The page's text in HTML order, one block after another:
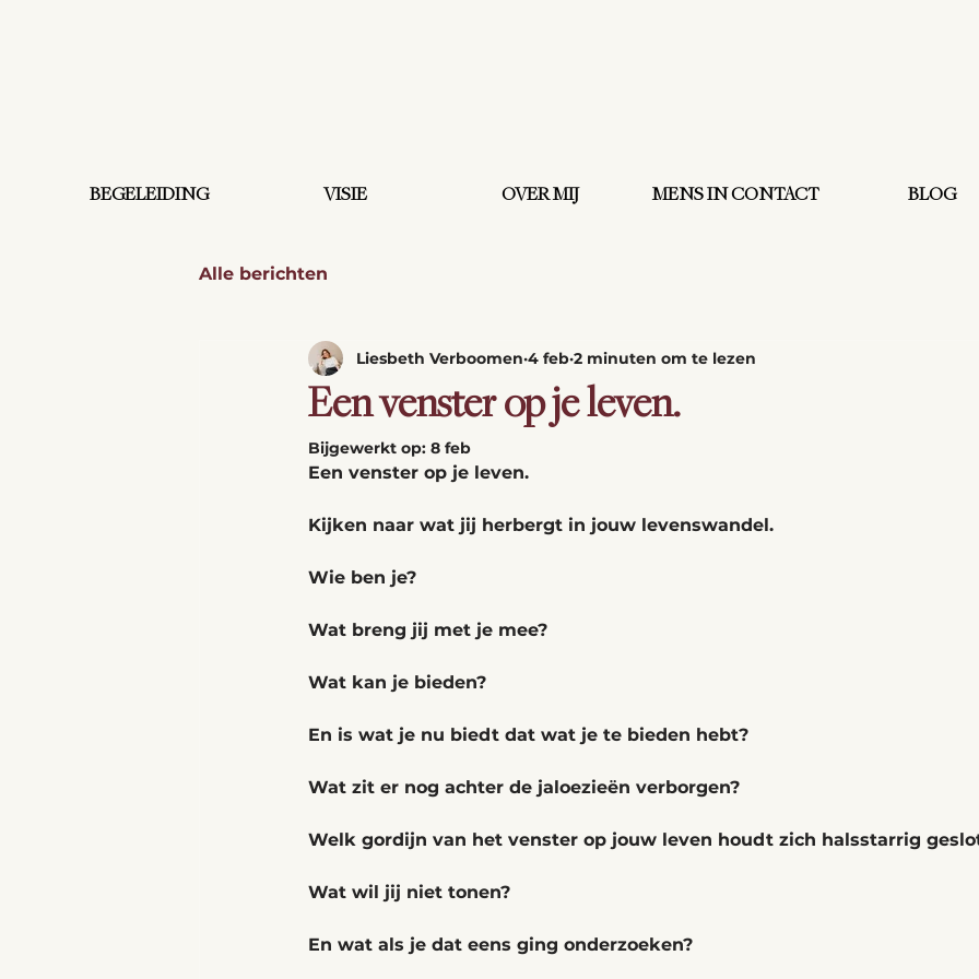
BEGELEIDING VISIE OVER MIJ MENS IN CONTACT BLOG
Alle berichten
Een venster op je leven.
Liesbeth Verboomen 4 feb 2 minuten om te lezen
Bijgewerkt op: 8 feb
Een venster op je leven.
Kijken naar wat jij herbergt in jouw levenswandel.
Wie ben je?
Wat breng jij met je mee?
Wat kan je bieden?
En is wat je nu biedt dat wat je te bieden hebt?
Wat zit er nog achter de jaloezieën verborgen?
Welk gordijn van het venster op jouw leven houdt zich halsstarrig
Wat wil jij niet tonen?
En wat als je dat eens ging onderzoeken?